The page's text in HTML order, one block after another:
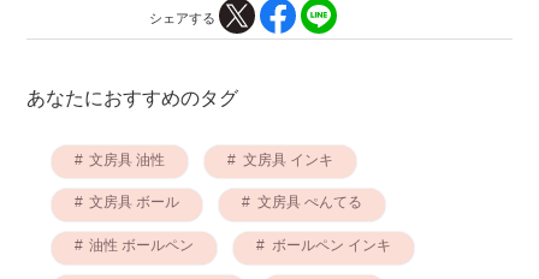
シェアする
あなたにおすすめのタグ
文房具 油性 文房具 インキ
文房具 ボール 文房具 ぺんてる
油性 ボールペン ボールペン インキ